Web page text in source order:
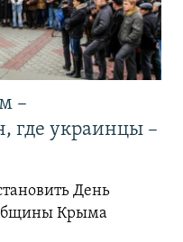
–
где украинцы –
День
Крыма